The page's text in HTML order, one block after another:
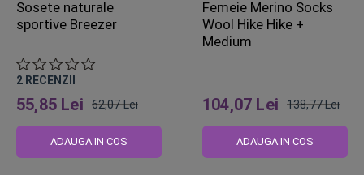
Sosete naturale
sportive Breezer
2 RECENZII
55,85 Lei
obisnuit
62,07 Lei
ADAUGA IN COS
Femeie Merino Socks
Wool Hike Hike +
Medium
104,07 Lei
obisnuit
138,77 Lei
ADAUGA IN COS